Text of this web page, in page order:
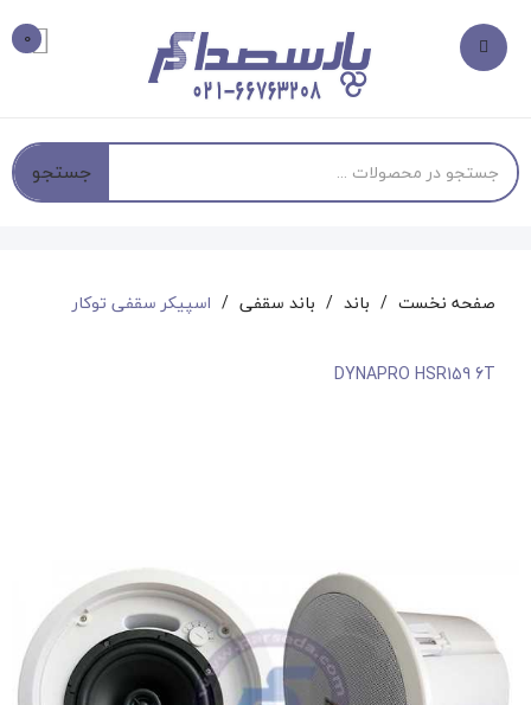
0
جستجو
صفحه نخست باند باند سقفی اسپیکر سقفی توکار
DYNAPRO HSR159 6T